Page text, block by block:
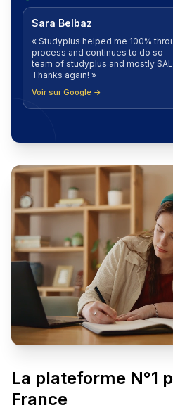
Sara Belbaz
« Studyplus helped me 100%
process and continues to do so
team of studyplus and mostly
Thanks again! »
Voir sur Google →
La plateforme N°1
France